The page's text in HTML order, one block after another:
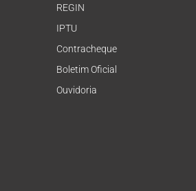
REGIN
IPTU
Contracheque
Boletim Oficial
Ouvidoria